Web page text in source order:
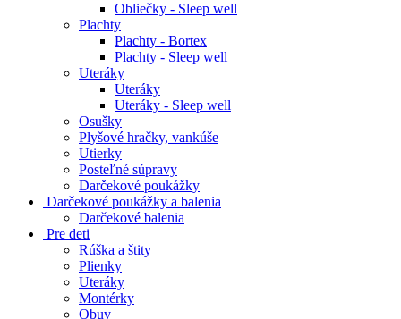
Obliečky - Sleep well
Plachty
Plachty - Bortex
Plachty - Sleep well
Uteráky
Uteráky
Uteráky - Sleep well
Osušky
Plyšové hračky, vankúše
Utierky
Posteľné súpravy
Darčekové poukážky
Darčekové poukážky a balenia
Darčekové balenia
Pre deti
Rúška a štity
Plienky
Uteráky
Montérky
Obuv